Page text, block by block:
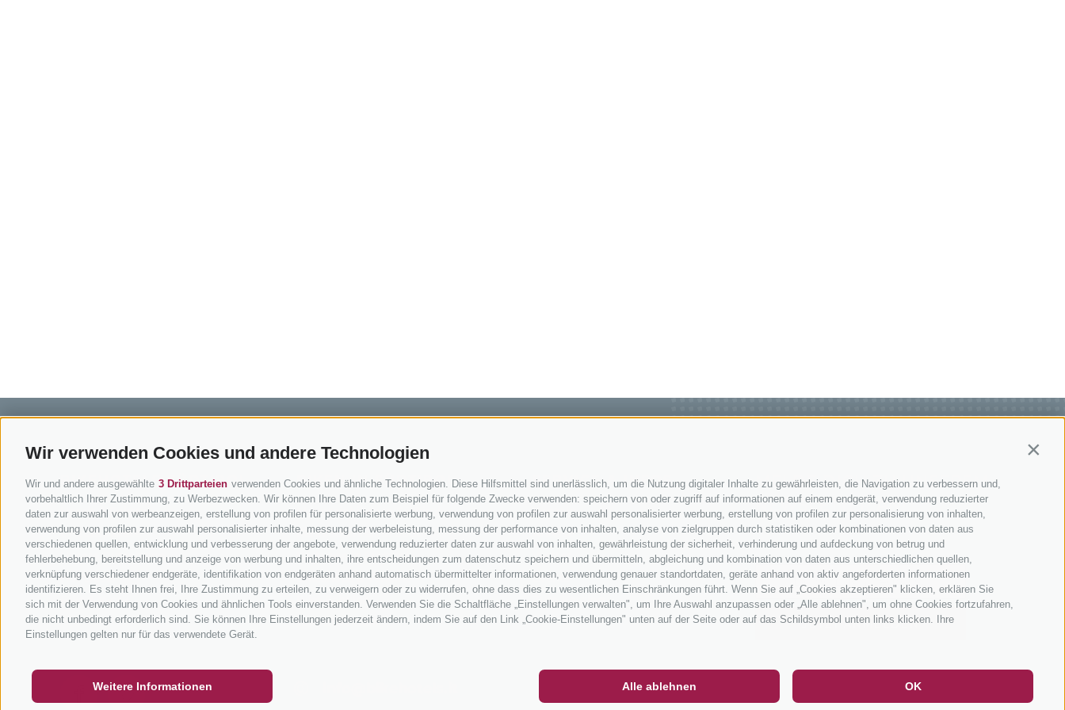
Wir verwenden Cookies und andere Technologien
Wir und andere ausgewählte 3 Drittparteien verwenden Cookies und ähnliche Technologien. Diese Hilfsmittel sind unerlässlich, um die Nutzung digitaler Inhalte zu gewährleisten, die Navigation zu verbessern und,
vorbehaltlich Ihrer Zustimmung, zu Werbezwecken. Wir können Ihre Daten zum Beispiel für folgende Zwecke verwenden: speichern von oder zugriff auf informationen auf einem endgerät, verwendung reduzierter
daten zur auswahl von werbeanzeigen, erstellung von profilen für personalisierte werbung, verwendung von profilen zur auswahl personalisierter werbung, erstellung von profilen zur personalisierung von inhalten,
verwendung von profilen zur auswahl personalisierter inhalte, messung der werbeleistung, messung der performance von inhalten, analyse von zielgruppen durch statistiken oder kombinationen von daten aus
verschiedenen quellen, entwicklung und verbesserung der angebote, verwendung reduzierter daten zur auswahl von inhalten, gewährleistung der sicherheit, verhinderung und aufdeckung von betrug und
fehlerbehebung, bereitstellung und anzeige von werbung und inhalten, ihre entscheidungen zum datenschutz speichern und übermitteln, abgleichung und kombination von daten aus unterschiedlichen quellen,
verknüpfung verschiedener endgeräte, identifikation von endgeräten anhand automatisch übermittelter informationen, verwendung genauer standortdaten, geräte anhand von aktiv angeforderten informationen
identifizieren. Es steht Ihnen frei, Ihre Zustimmung zu erteilen, zu verweigern oder zu widerrufen, ohne dass dies zu wesentlichen Einschränkungen führt. Wenn Sie auf „Cookies akzeptieren" klicken, erklären Sie
sich mit der Verwendung von Cookies und ähnlichen Tools einverstanden. Verwenden Sie die Schaltfläche „Einstellungen verwalten", um Ihre Auswahl anzupassen oder „Alle ablehnen", um ohne Cookies fortzufahren,
die nicht unbedingt erforderlich sind. Sie können Ihre Einstellungen jederzeit ändern, indem Sie auf den Link „Cookie-Einstellungen" unten auf der Seite oder auf das Schildsymbol unten links klicken. Ihre
Einstellungen gelten nur für das verwendete Gerät.
OK
Alle ablehnen
Weitere Informationen
GUTSCHEINE FAQ - QUALITÄTSGARANTIE
BIKEHOTELS SÜDTIROL
Hotels & Pakete
Urlaubspakete
Unsere Gutscheine
Hot Deals
Bike & Work
BIKEN IN SÜDTIROL
Mountainbiken in Südtirol
Rennradfahren in Südtirol
Radwege in Südtirol
Bikeshops & Verleihe
Bike-Schulen
Tourenzentrale
SERVICE & INFOS
Kontakt
Anreise
Wetter
Events
Zum Katalog
MELDE DICH ZU UNSEREM
NEWSLETTER AN!
JETZT ANMELDEN